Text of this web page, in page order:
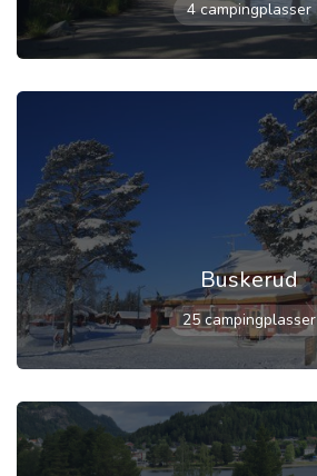
4 campingplasser
Buskerud
25 campingplasser